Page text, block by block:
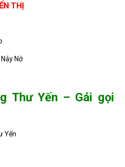
THỊ
Nở
Thư Yến – Gái gọi
Yến